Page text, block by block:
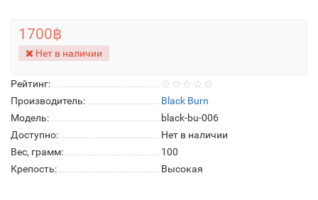
Рейтинг:
Производитель:
Black Burn
Модель:
black-bu-006
Доступно:
Нет в наличии
Вес, грамм:
100
Крепость:
Высокая
1700฿
Нет в наличии